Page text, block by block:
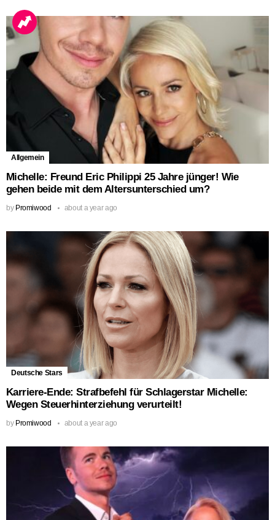
Allgemein
Michelle: Freund Eric Philippi 25 Jahre jünger! Wie
gehen beide mit dem Altersunterschied um?
by Promiwood about a year ago
Deutsche Stars
Karriere-Ende: Strafbefehl für Schlagerstar Michelle:
Wegen Steuerhinterziehung verurteilt!
by Promiwood about a year ago